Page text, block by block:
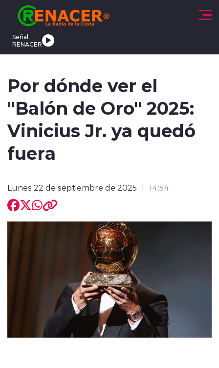
Click acá para ir directamente al contenido
Señal
RENACER
Por dónde ver el
"Balón de Oro" 2025:
Vinicius Jr. ya quedó
fuera
Lunes 22 de septiembre de 2025 14:54